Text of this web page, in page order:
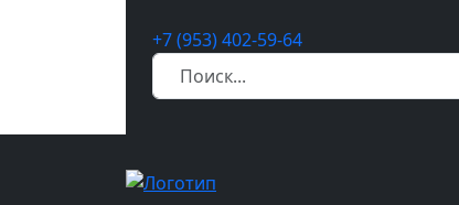
+7 (953) 402-59-64